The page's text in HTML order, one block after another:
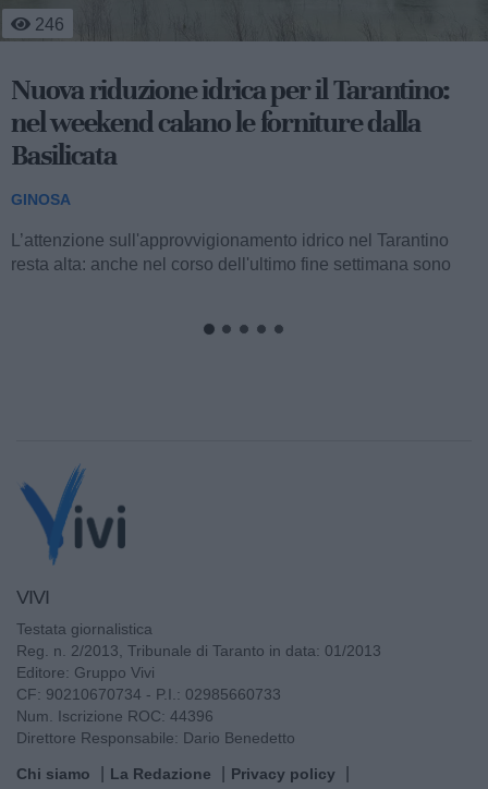
39
Dipendenze, attivo un nuovo sportello
d'ascolto online
GINOSA
È attivo a Ginosa il nuovo Sportello d’ascolto online
dedicato alle dipendenze da sostanze, alcol e gioco
d’azzardo, promosso dall’associazione...
VIVI
Testata giornalistica
Reg. n. 2/2013, Tribunale di Taranto in data: 01/2013
Editore: Gruppo Vivi
CF: 90210670734 - P.I.: 02985660733
Num. Iscrizione ROC: 44396
Direttore Responsabile: Dario Benedetto
Chi siamo La Redazione
Privacy policy